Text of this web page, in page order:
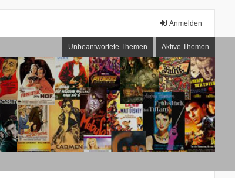
Anmelden
Unbeantwortete Themen Aktive Themen